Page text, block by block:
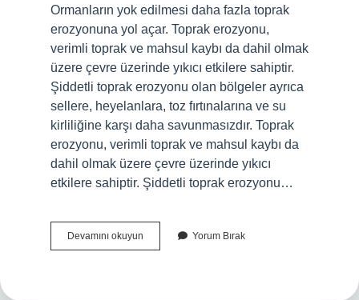
Ormanların yok edilmesi daha fazla toprak
erozyonuna yol açar. Toprak erozyonu,
verimli toprak ve mahsul kaybı da dahil olmak
üzere çevre üzerinde yıkıcı etkilere sahiptir.
Şiddetli toprak erozyonu olan bölgeler ayrıca
sellere, heyelanlara, toz fırtınalarına ve su
kirliliğine karşı daha savunmasızdır. Toprak
erozyonu, verimli toprak ve mahsul kaybı da
dahil olmak üzere çevre üzerinde yıkıcı
etkilere sahiptir. Şiddetli toprak erozyonu…
Devamını okuyun Ormansızlaşma
Neden
Yorum Bırak